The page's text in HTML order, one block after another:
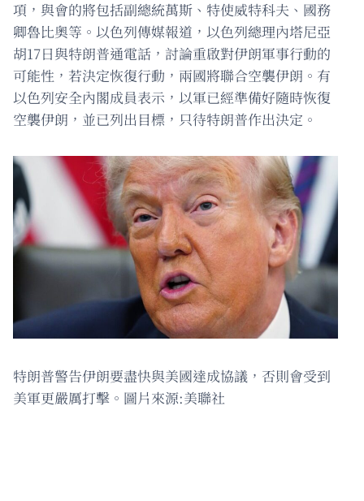
項，與會的將包括副總統萬斯、特使威特科夫、國務
卿魯比奧等。以色列傳媒報道，以色列總理內塔尼亞
胡17日與特朗普通電話，討論重啟對伊朗軍事行動的
可能性，若決定恢復行動，兩國將聯合空襲伊朗。有
以色列安全內閣成員表示，以軍已經準備好隨時恢復
空襲伊朗，並已列出目標，只待特朗普作出決定。
特朗普警告伊朗要盡快與美國達成協議，否則會受到
美軍更嚴厲打擊。圖片來源:美聯社